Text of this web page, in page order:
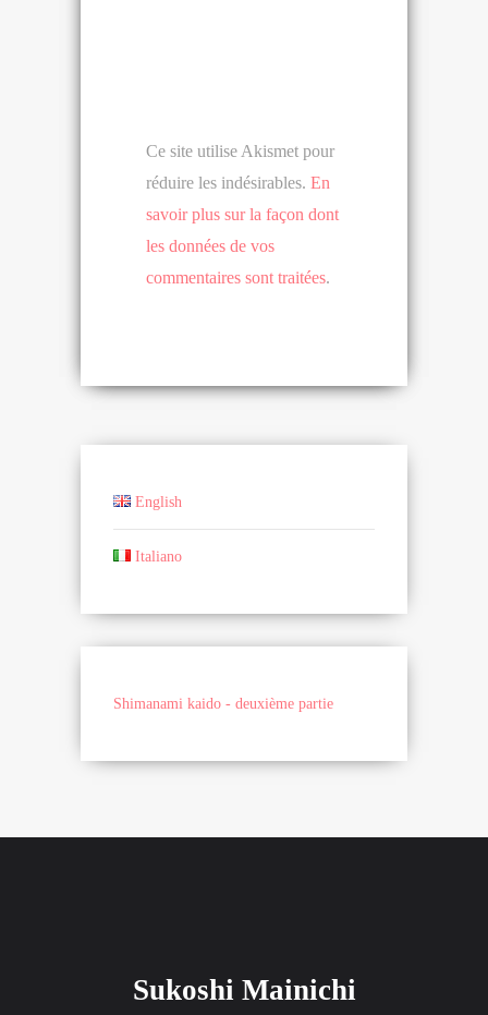
Ce site utilise Akismet pour
réduire les indésirables. En
savoir plus sur la façon dont
les données de vos
commentaires sont traitées.
English
Italiano
Shimanami kaido - deuxième partie
Sukoshi Mainichi